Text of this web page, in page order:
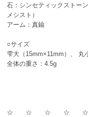
石：シンセティックストー
メシスト）
アーム：真鍮
○サイズ
雫大（15mm×11mm）、 丸
全体の重さ：4.5g
☆ ☆ ☆ ☆